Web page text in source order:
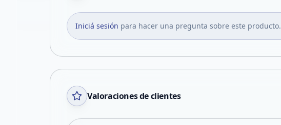
Iniciá sesión para hacer una pregunta sobre este producto.
Valoraciones de clientes